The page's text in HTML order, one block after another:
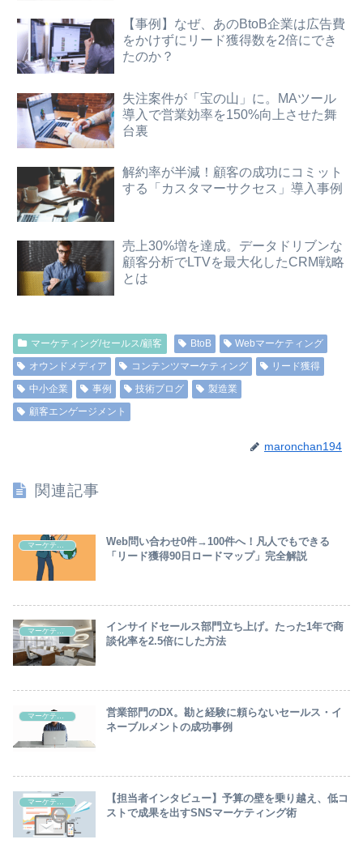
【事例】なぜ、あのBtoB企業は広告費
をかけずにリード獲得数を2倍にでき
たのか？
失注案件が「宝の山」に。MAツール
導入で営業効率を150%向上させた舞
台裏
解約率が半減！顧客の成功にコミット
する「カスタマーサクセス」導入事例
売上30%増を達成。データドリブンな
顧客分析でLTVを最大化したCRM戦略
とは
マーケティング/セールス/顧客 BtoB
Webマーケティング
オウンドメディア
コンテンツマーケティング
リード獲得
中小企業
事例 技術ブログ
製造業
顧客エンゲージメント
maronchan194
関連記事
Web問い合わせ0件→100件へ！凡人でもできる
「リード獲得90日ロードマップ」完全解説
インサイドセールス部門立ち上げ。たった1年で商
談化率を2.5倍にした方法
マーケティング/セールス/顧客
営業部門のDX。勘と経験に頼らないセールス・イ
ネーブルメントの成功事例
【担当者インタビュー】予算の壁を乗り越え、低コ
ストで成果を出すSNSマーケティング術